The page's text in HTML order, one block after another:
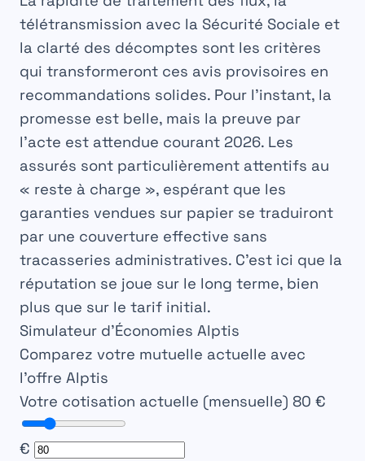
télétransmission avec la Sécurité Sociale et
la clarté des décomptes sont les critères
qui transformeront ces avis provisoires en
recommandations solides. Pour l’instant, la
promesse est belle, mais la preuve par
l’acte est attendue courant 2026. Les
assurés sont particulièrement attentifs au
« reste à charge », espérant que les
garanties vendues sur papier se traduiront
par une couverture effective sans
tracasseries administratives. C’est ici que la
réputation se joue sur le long terme, bien
plus que sur le tarif initial.
Simulateur d’Économies Alptis
Comparez votre mutuelle actuelle avec
l’offre Alptis
Votre cotisation actuelle (mensuelle) 80 €
€